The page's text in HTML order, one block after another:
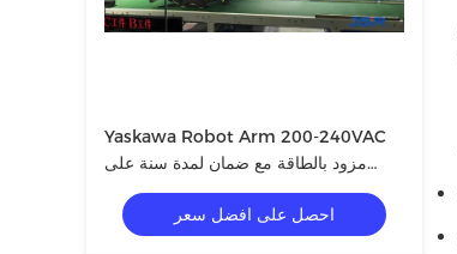
Yaskawa Robot Arm 200-240VAC
مزود بالطاقة مع ضمان لمدة سنة على
المكونات الأساسية
احصل على افضل سعر